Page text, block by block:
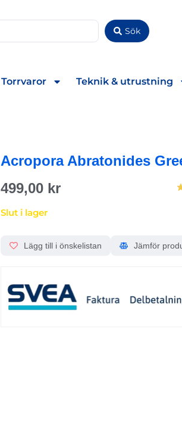
Sök
Torrvaror Teknik & utrustning
Acropora Abratonides
499,00 kr
Slut i lager
Lägg till i önskelistan Jämför